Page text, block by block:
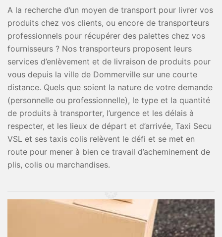
A la recherche d’un moyen de transport pour livrer vos
produits chez vos clients, ou encore de transporteurs
professionnels pour récupérer des palettes chez vos
fournisseurs ? Nos transporteurs proposent leurs
services d’enlèvement et de livraison de produits pour
vous depuis la ville de Dommerville sur une courte
distance. Quels que soient la nature de votre demande
(personnelle ou professionnelle), le type et la quantité
de produits à transporter, l’urgence et les délais à
respecter, et les lieux de départ et d’arrivée, Taxi Secu
VSL et ses taxis colis relèvent le défi et se met en
route pour mener à bien ce travail d’acheminement de
plis, colis ou marchandises.